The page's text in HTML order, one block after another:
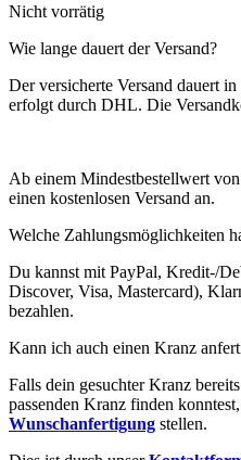
Nicht vorrätig
Wie lange dauert der Versand?
Der versicherte Versand dauert in
erfolgt durch DHL. Die
Ab einem Mindestbestellwert
einen kostenlosen Versand an.
Welche Zahlungsmöglichkeiten
Du kannst mit PayPal, Kredit-/
Discover, Visa, Mastercard),
bezahlen.
Kann ich auch einen Kranz
Falls dein gesuchter Kranz
passenden Kranz finden
Wunschanfertigung stellen.